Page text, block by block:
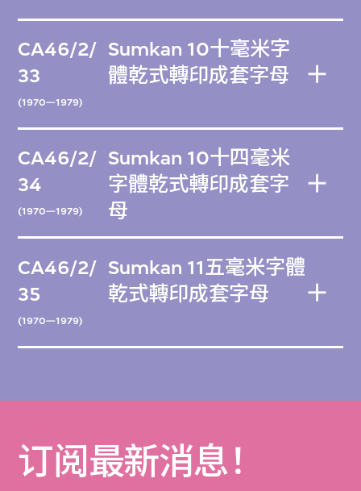
CA46/2/
33
(1970—1979)
Sumkan 10十毫米字
體乾式轉印成套字母
CA46/2/
34
(1970—1979)
Sumkan 10十四毫米
字體乾式轉印成套字
母
CA46/2/
35
(1970—1979)
Sumkan 11五毫米字體
乾式轉印成套字母
订阅最新消息！